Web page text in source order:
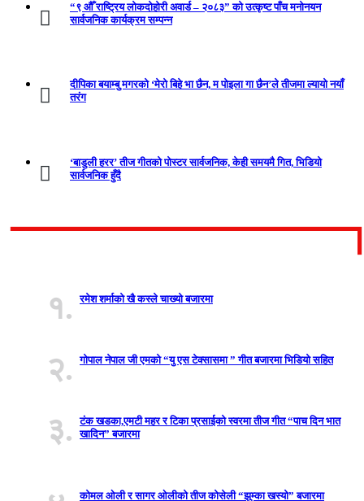
“९ औँ राष्ट्रिय लोकदोहोरी अवार्ड – २०८३” को उत्कृष्ट पाँच मनोनयन
सार्वजनिक कार्यक्रम सम्पन्न
दीपिका बयाम्बु मगरको ‘मेरो बिहे भा छैन, म पोइला गा छैन’ले तीजमा ल्यायो नयाँ
तरंग
‘बाडुली हरर’ तीज गीतको पोस्टर सार्वजनिक, केही समयमै गित, भिडियो
सार्वजनिक हुँदै
१. रमेश शर्माको खै कस्ले चाख्यो बजारमा
२. गोपाल नेपाल जी एमको “यु एस टेक्सासमा ” गीत बजारमा भिडियो सहित
३.
टंक खडका,एमटी महर र टिका प्रसाईको स्वरमा तीज गीत “पाच दिन भात
खादिन” बजारमा
कोमल ओली र सागर ओलीको तीज कोसेली “झुम्का खस्यो” बजारमा